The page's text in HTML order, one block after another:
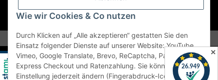
Wie wir Cookies & Co nutzen
Durch Klicken auf „Alle akzeptieren“ gestatten Sie den
Einsatz folgender Dienste auf unserer Website: YouTube,
Vimeo, Google Translate, Brevo, ReCaptcha, PayPal
Express Checkout und Ratenzahlung. Sie können die
Einstellung jederzeit ändern (Fingerabdruck-Icon links
* Alle Preise inkl. gesetzlicher USt., zzgl.Versand
✕